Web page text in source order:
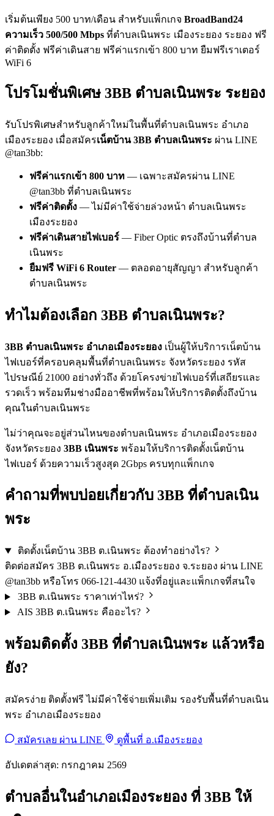
เริ่มต้นเพียง 500 บาท/เดือน สำหรับแพ็กเกจ BroadBand24
ความเร็ว 500/500 Mbps ที่ตำบลเนินพระ เมืองระยอง ระยอง ฟรี
ค่าติดตั้ง ฟรีค่าเดินสาย ฟรีค่าแรกเข้า 800 บาท ยืมฟรีเราเตอร์
WiFi 6
โปรโมชั่นพิเศษ 3BB ตำบลเนินพระ ระยอง
รับโปรพิเศษสำหรับลูกค้าใหม่ในพื้นที่ตำบลเนินพระ อำเภอ
เมืองระยอง เมื่อสมัครเน็ตบ้าน 3BB ตำบลเนินพระ ผ่าน LINE
@tan3bb:
ฟรีค่าแรกเข้า 800 บาท — เฉพาะสมัครผ่าน LINE
@tan3bb ที่ตำบลเนินพระ
ฟรีค่าติดตั้ง — ไม่มีค่าใช้จ่ายล่วงหน้า ตำบลเนินพระ
เมืองระยอง
ฟรีค่าเดินสายไฟเบอร์ — Fiber Optic ตรงถึงบ้านที่ตำบล
เนินพระ
ยืมฟรี WiFi 6 Router — ตลอดอายุสัญญา สำหรับลูกค้า
ตำบลเนินพระ
ทำไมต้องเลือก 3BB ตำบลเนินพระ?
3BB ตำบลเนินพระ อำเภอเมืองระยอง เป็นผู้ให้บริการเน็ตบ้าน
ไฟเบอร์ที่ครอบคลุมพื้นที่ตำบลเนินพระ จังหวัดระยอง รหัส
ไปรษณีย์ 21000 อย่างทั่วถึง ด้วยโครงข่ายไฟเบอร์ที่เสถียรและ
รวดเร็ว พร้อมทีมช่างมืออาชีพที่พร้อมให้บริการติดตั้งถึงบ้าน
คุณในตำบลเนินพระ
ไม่ว่าคุณจะอยู่ส่วนไหนของตำบลเนินพระ อำเภอเมืองระยอง
จังหวัดระยอง 3BB เนินพระ พร้อมให้บริการติดตั้งเน็ตบ้าน
ไฟเบอร์ ด้วยความเร็วสูงสุด 2Gbps ครบทุกแพ็กเกจ
คำถามที่พบบ่อยเกี่ยวกับ 3BB ที่ตำบลเนิน
พระ
ติดตั้งเน็ตบ้าน 3BB ต.เนินพระ ต้องทำอย่างไร?
ติดต่อสมัคร 3BB ต.เนินพระ อ.เมืองระยอง จ.ระยอง ผ่าน LINE
@tan3bb หรือโทร 066-121-4430 แจ้งที่อยู่และแพ็กเกจที่สนใจ
3BB ต.เนินพระ ราคาเท่าไหร่?
AIS 3BB ต.เนินพระ คืออะไร?
พร้อมติดตั้ง 3BB ที่ตำบลเนินพระ แล้วหรือ
ยัง?
สมัครง่าย ติดตั้งฟรี ไม่มีค่าใช้จ่ายเพิ่มเติม รองรับพื้นที่ตำบลเนิน
พระ อำเภอเมืองระยอง
สมัครเลย ผ่าน LINE ดูพื้นที่ อ.เมืองระยอง
อัปเดตล่าสุด: กรกฎาคม 2569
ตำบลอื่นในอำเภอเมืองระยอง ที่ 3BB ให้